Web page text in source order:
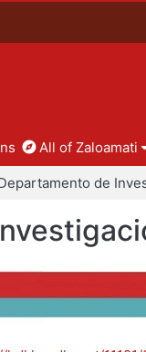
All of Zaloamati